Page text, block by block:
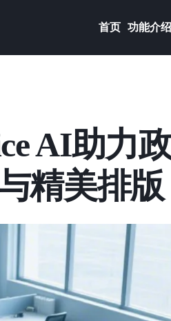
首页 功能介绍
AI助力
精美排版